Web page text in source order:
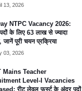
13, 2026
NTPC Vacancy 2026:
के लिए 63 लाख से ज्यादा
पूरी चयन प्रक्रिया
03, 2026
Mains Teacher
Level-I Vacancies
रीट लेवल फर्स्ट के अंदर पदों